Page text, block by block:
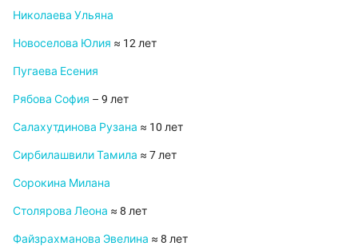
Николаева Ульяна
Новоселова Юлия ≈ 12 лет
Пугаева Есения
Рябова София – 9 лет
Салахутдинова Рузана ≈ 10 лет
Сирбилашвили Тамила ≈ 7 лет
Сорокина Милана
Столярова Леона ≈ 8 лет
Файзрахманова Эвелина ≈ 8 лет